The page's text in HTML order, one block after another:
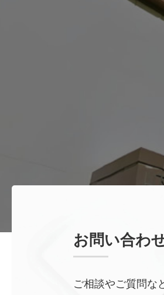
お問い合わ
ご相談やご質問な